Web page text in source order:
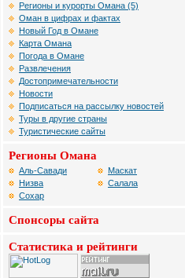
Регионы и курорты Омана (5)
Оман в цифрах и фактах
Новый Год в Омане
Карта Омана
Погода в Омане
Развлечения
Достопримечательности
Новости
Подписаться на рассылку новостей
Туры в другие страны
Туристические сайты
Регионы Омана
Аль-Савади
Низва
Сохар
Маскат
Салала
Спонсоры сайта
Статистика и рейтинги